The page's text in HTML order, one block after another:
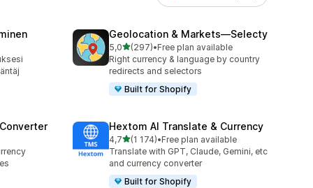
Geolocation & Markets—Selecty
5,0/ 5 tähteä
(297)
297 arvostelua yhteensä
•Free plan available
Right currency & language by country
redirects and selectors
Built for Shopify
Hextom AI Translate & Currency
4,7/ 5 tähteä
(1 174)
1174 arvostelua yhteensä
•Free plan available
Translate with GPT, Claude, Gemini, etc
and currency converter
Built for Shopify